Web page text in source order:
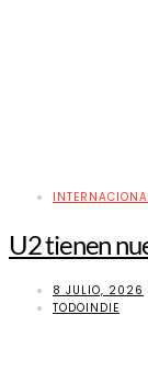
U2 tienen
8 JULIO, 2026
TODOINDIE